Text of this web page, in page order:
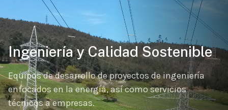
Ingeniería y Calidad Sostenible
Equipos de desarrollo de proyectos de ingeniería
enfocados en la energía, así como servicios
técnicos a empresas.